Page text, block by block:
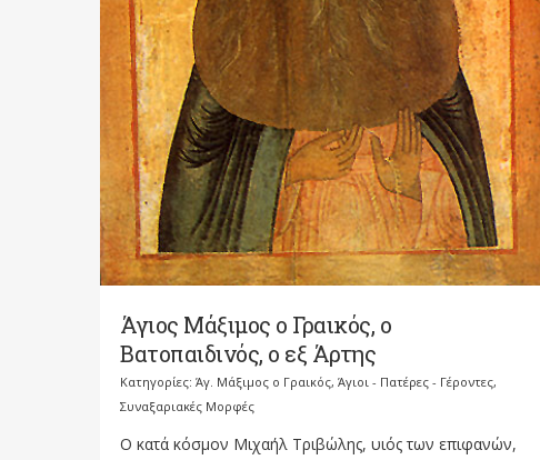
Άγιος Μάξιμος ο Γραικός, ο
Βατοπαιδινός, ο εξ Άρτης
Κατηγορίες: Άγ. Μάξιμος ο Γραικός, Άγιοι - Πατέρες - Γέροντες,
Συναξαριακές Μορφές
Ο κατά κόσμον Μιχαήλ Τριβώλης, υιός των επιφανών,